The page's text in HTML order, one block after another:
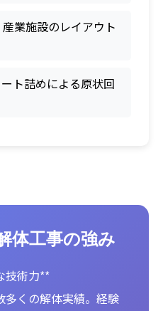
産業施設のレイアウト
ト詰めによる原状回
体工事の強み
技術力**
多くの解体実績。経験